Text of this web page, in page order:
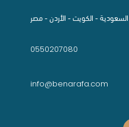
السعودية - الكويت - الأردن - مصر
0550207080
info@benarafa.com